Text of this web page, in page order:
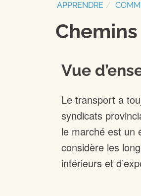
APPRENDRE
Vue
Le transport a
syndicats
le marché est un
considère les
intérieurs et